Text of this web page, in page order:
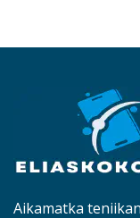
Aikamatka